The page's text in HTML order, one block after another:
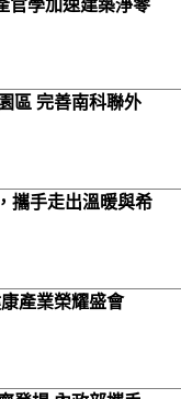
官學加速建築淨零
區 完善南科聯外
攜手走出溫暖與希
產業榮耀盛會